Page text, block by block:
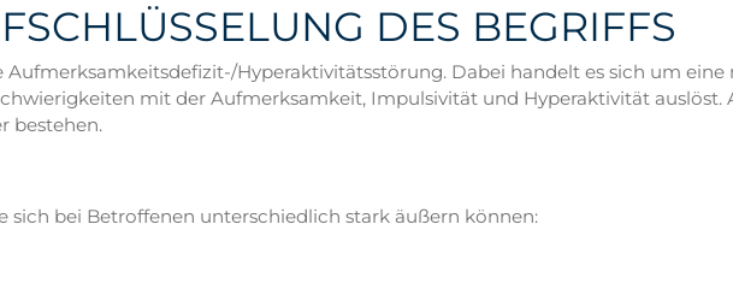
DES BEGRIFFS
Aufmerksamkeitsdefizit-/Hyperaktivitätsstörung. Dabei handelt es sich um
mit der Aufmerksamkeit, Impulsivität und Hyperaktivität auslöst.
bestehen.
sich bei Betroffenen unterschiedlich stark äußern können: